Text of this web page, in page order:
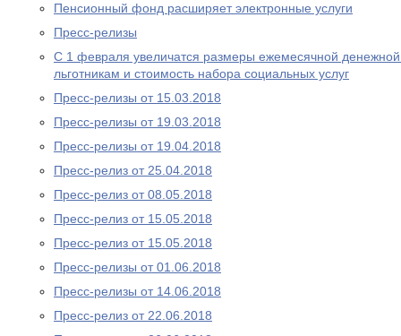
Пенсионный фонд расширяет электронные услуги
Пресс-релизы
С 1 февраля увеличатся размеры ежемесячной
льготникам и стоимость набора социальных услуг
Пресс-релизы от 15.03.2018
Пресс-релизы от 19.03.2018
Пресс-релизы от 19.04.2018
Пресс-релиз от 25.04.2018
Пресс-релиз от 08.05.2018
Пресс-релиз от 15.05.2018
Пресс-релиз от 15.05.2018
Пресс-релизы от 01.06.2018
Пресс-релизы от 14.06.2018
Пресс-релиз от 22.06.2018